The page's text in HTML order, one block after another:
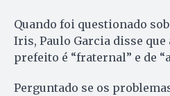
Quando foi questionado
Iris, Paulo Garcia disse que
prefeito é “fraternal” e de
Perguntado se os